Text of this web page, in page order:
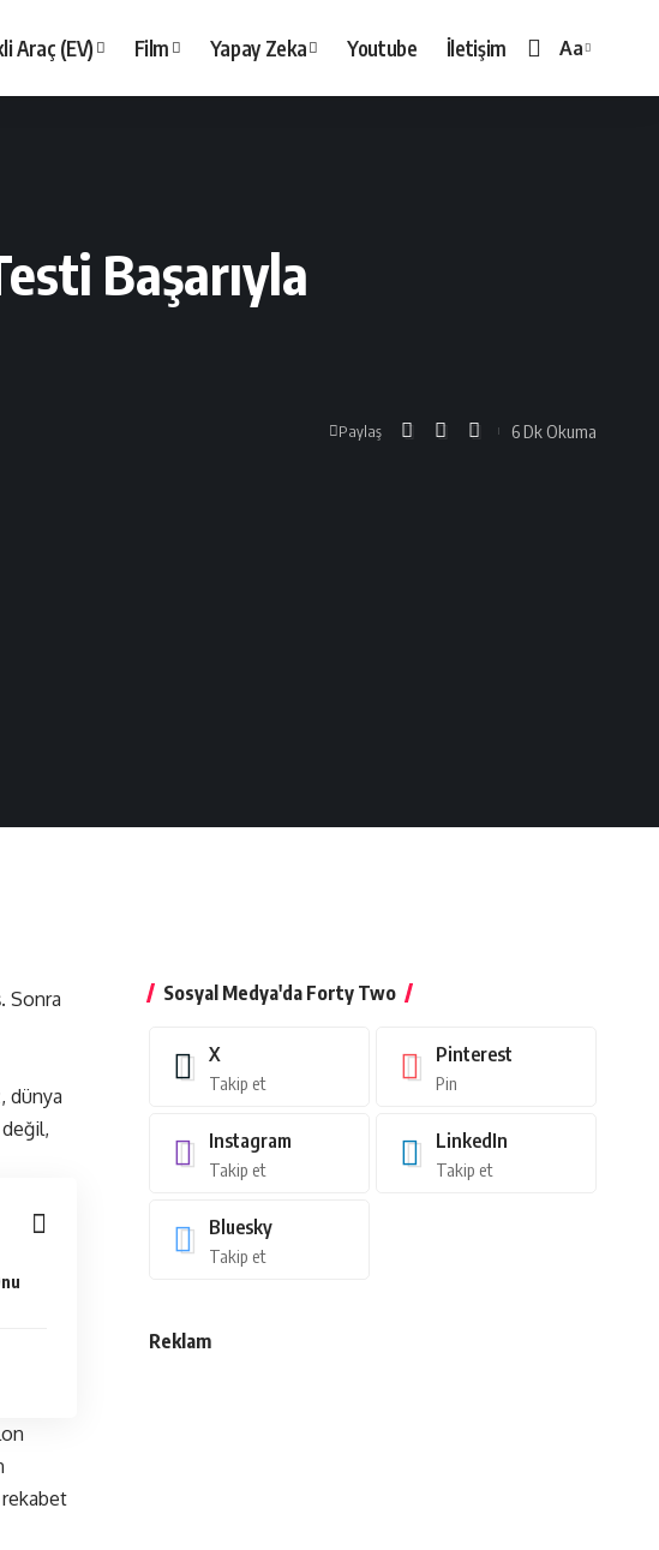
Araç (EV) Film Yapay Zeka Youtube İletişim
Yazı
Tipi
Aa
Başarıyla
Paylaş 6 Dk Okuma
Sonra
dünya
değil,
rekabet
Sosyal Medya'da Forty Two
X
Takip et
Pinterest
Pin
Instagram
Takip et
LinkedIn
Takip et
Bluesky
Takip et
Reklam